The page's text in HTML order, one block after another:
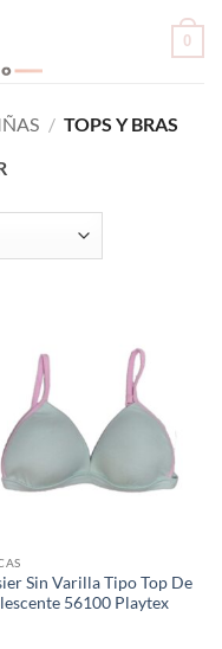
0
/ TOPS Y BRAS
Sin Varilla Tipo Top De
56100 Playtex